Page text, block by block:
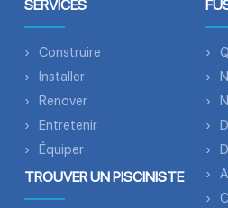
SERVICES
Construire
Installer
Renover
Entretenir
Équiper
TROUVER UN PISCINISTE